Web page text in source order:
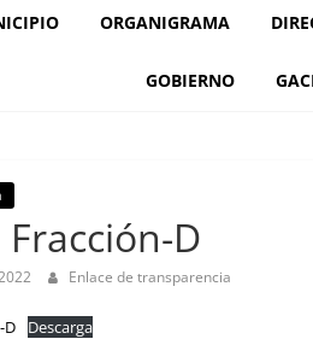
ORGANIGRAMA
GOBIERNO
D
Enlace de transparencia
D Descarga